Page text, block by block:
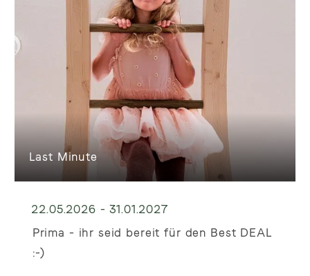
Last Minute
Prima - ihr seid bereit für den Best DEAL
:-)
22.05.2026 - 31.01.2027